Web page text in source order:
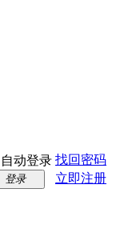
自动登录 找回密码
登录 立即注册